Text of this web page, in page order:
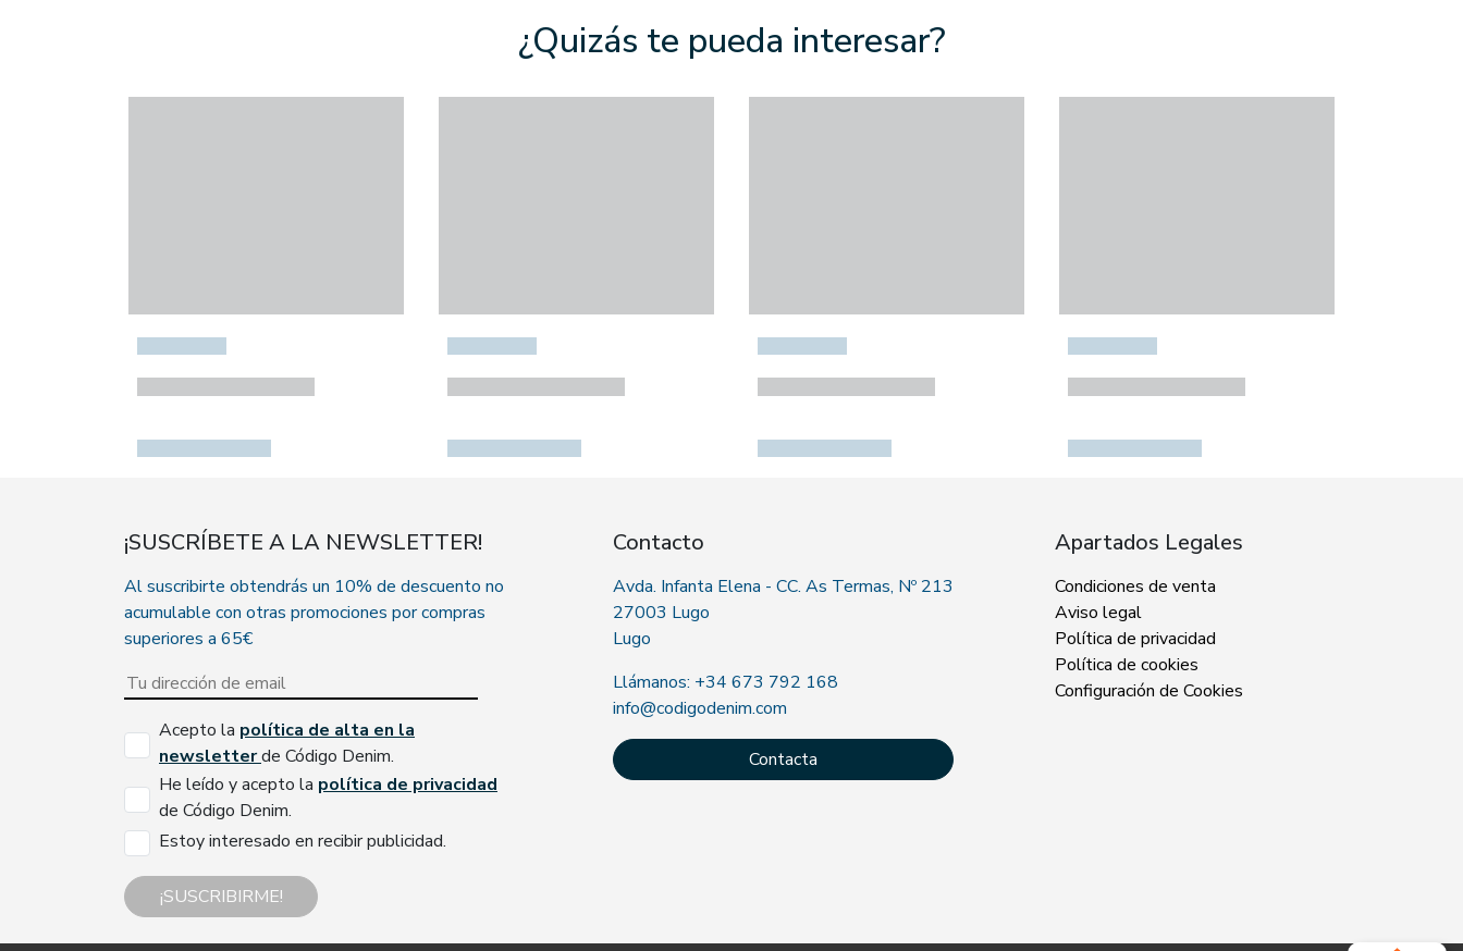
¿Quizás te pueda interesar?
¡SUSCRÍBETE A LA NEWSLETTER!
Al suscribirte obtendrás un 10% de descuento no
acumulable con otras promociones por compras
superiores a 65€
Acepto la política de alta en la
newsletterde Código Denim.
He leído y acepto la política de privacidad
de Código Denim.
Estoy interesado en recibir publicidad.
¡SUSCRIBIRME!
Contacto
Avda. Infanta Elena - CC. As Termas, Nº 213
27003 Lugo
Lugo
Llámanos: +34 673 792 168
info@codigodenim.com
Contacta
Apartados Legales
Condiciones de venta
Aviso legal
Política de privacidad
Política de cookies
Configuración de Cookies